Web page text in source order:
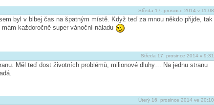
Středa 17. prosince 2014 v 11:08
byl v blbej čas na špatným místě. Když teď za mnou někdo přijde, tak
každoročně super vánoční náladu
Středa 17. prosince 2014 v 9:31
Měl teď dost životních problémů, milionové dluhy… Na jednu stranu
Úterý 16. prosince 2014 ve 20:10